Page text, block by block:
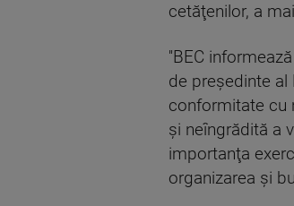
cetăţenilor, a
''BEC
de preşedinte
conformitate cu
şi neîngrădită a
importanţa
organizarea şi